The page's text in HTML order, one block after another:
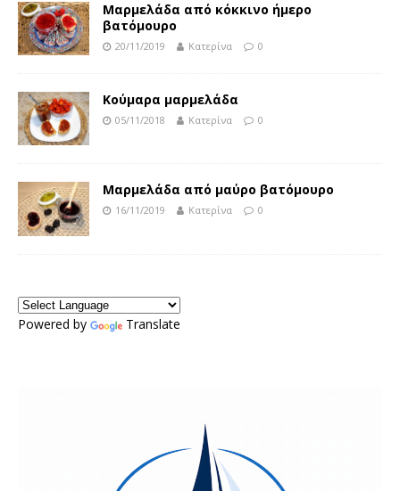
Μαρμελάδα από κόκκινο ήμερο
βατόμουρο
20/11/2019 Κατερίνα 0
Κούμαρα μαρμελάδα
05/11/2018 Κατερίνα 0
Μαρμελάδα από μαύρο βατόμουρο
16/11/2019 Κατερίνα 0
Powered by Translate